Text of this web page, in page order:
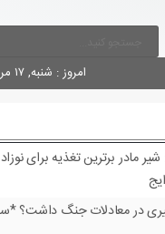
امروز : شنبه, ۱۷ مرداد , ۱۴۰۵
مادر برترین تغذیه برای
۲ چه تاثیری در معادلات جنگ داشت؟